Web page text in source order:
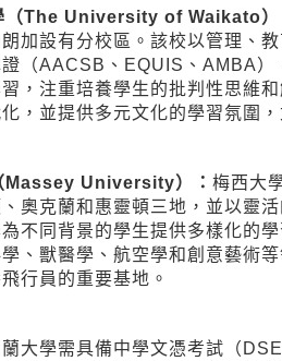
（The University of Waikato）
加設有分校區。該校以管理、
（AACSB、EQUIS、AMBA
，注重培養學生的批判性思維
，並提供多元文化的學習氛圍
Massey University）： 梅西大
奧克蘭和惠靈頓三地，並以靈
不同背景的學生提供多樣化的
、獸醫學、航空學和創意藝術
行員的重要基地。
大學需具備中學文憑考試（